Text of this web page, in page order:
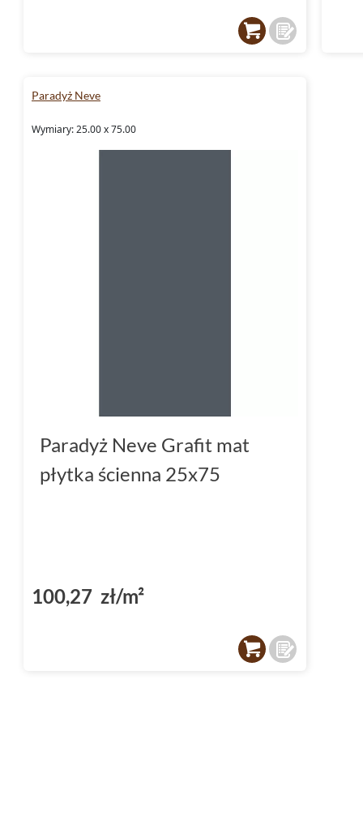
Paradyż Neve
Wymiary: 25.00 x 75.00
Paradyż Neve Grafit mat
płytka ścienna 25x75
100,27 zł/m²